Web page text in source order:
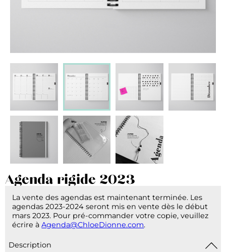
Agenda rigide 2023
La vente des agendas est maintenant terminée. Les
agendas 2023-2024 seront mis en vente dès le début
mars 2023. Pour pré-commander votre copie, veuillez
écrire àAgenda@ChloeDionne.com.
Description